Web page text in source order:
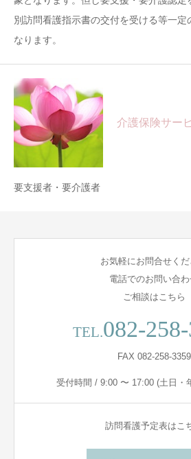
別訪問看護指示書の交付を受ける等一定
なります。
介護保険サー
要支援者・要介護者
お気軽にお問合せく
電話でのお問い合
ご相談はこちら
TEL.082-
FAX 082-258-3359
受付時間 / 9:00 〜 17:00 (土日・
訪問看護予定表はこ